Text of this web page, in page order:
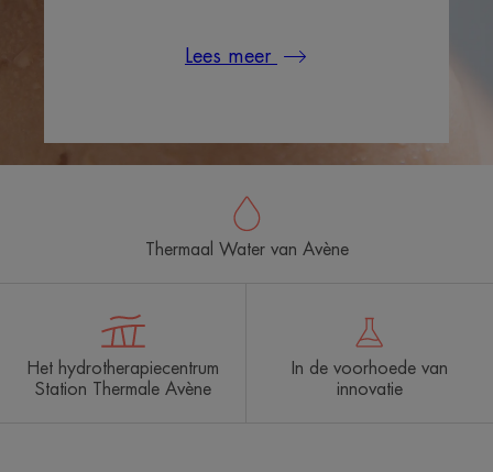
Lees meer
Thermaal Water van Avène
Het hydrotherapiecentrum
Station Thermale Avène
In de voorhoede van
innovatie